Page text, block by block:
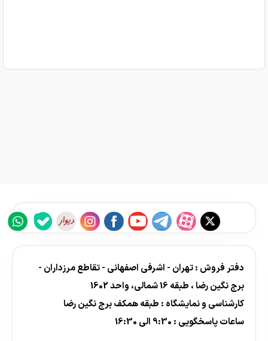
دفتر فروش : تهران - اشرفی اصفهانی - تقاطع مرزداران -
برج نگین رضا ، طبقه 16 شمالی، واحد 1602
کارشناسی و نمایشگاه : طبقه همکف برج نگین رضا
ساعات پاسخگویی : 9:30 الی 16:30